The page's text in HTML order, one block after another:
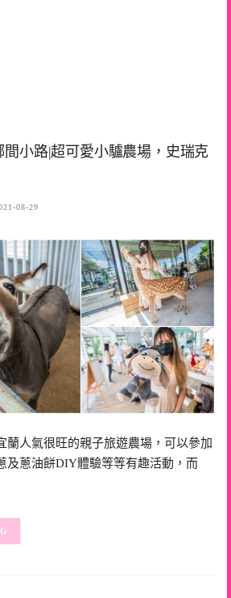
小路|超可愛小驢農場，史瑞克
08-29
蘭人氣很旺的親子旅遊農場，可以參加
及蔥油餅DIY體驗等等有趣活動，而